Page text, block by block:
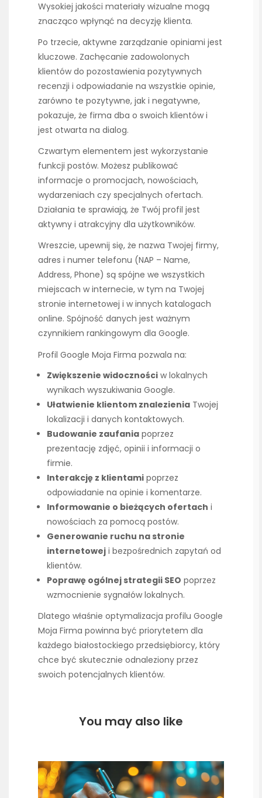
Wysokiej jakości materiały wizualne mogą
znacząco wpłynąć na decyzję klienta.
Po trzecie, aktywne zarządzanie opiniami jest
kluczowe. Zachęcanie zadowolonych
klientów do pozostawienia pozytywnych
recenzji i odpowiadanie na wszystkie opinie,
zarówno te pozytywne, jak i negatywne,
pokazuje, że firma dba o swoich klientów i
jest otwarta na dialog.
Czwartym elementem jest wykorzystanie
funkcji postów. Możesz publikować
informacje o promocjach, nowościach,
wydarzeniach czy specjalnych ofertach.
Działania te sprawiają, że Twój profil jest
aktywny i atrakcyjny dla użytkowników.
Wreszcie, upewnij się, że nazwa Twojej firmy,
adres i numer telefonu (NAP – Name,
Address, Phone) są spójne we wszystkich
miejscach w internecie, w tym na Twojej
stronie internetowej i w innych katalogach
online. Spójność danych jest ważnym
czynnikiem rankingowym dla Google.
Profil Google Moja Firma pozwala na:
Zwiększenie widoczności w lokalnych
wynikach wyszukiwania Google.
Ułatwienie klientom znalezienia Twojej
lokalizacji i danych kontaktowych.
Budowanie zaufania poprzez
prezentację zdjęć, opinii i informacji o
firmie.
Interakcję z klientami poprzez
odpowiadanie na opinie i komentarze.
Informowanie o bieżących ofertach i
nowościach za pomocą postów.
Generowanie ruchu na stronie
internetowej i bezpośrednich zapytań od
klientów.
Poprawę ogólnej strategii SEO poprzez
wzmocnienie sygnałów lokalnych.
Dlatego właśnie optymalizacja profilu Google
Moja Firma powinna być priorytetem dla
każdego białostockiego przedsiębiorcy, który
chce być skutecznie odnaleziony przez
swoich potencjalnych klientów.
You may also like